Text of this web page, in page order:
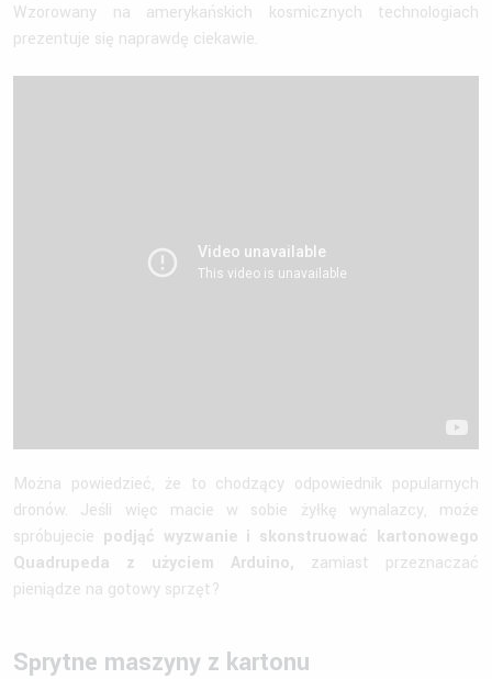
Wzorowany na amerykańskich kosmicznych technologiach
prezentuje się naprawdę ciekawie.
Można powiedzieć, że to chodzący odpowiednik popularnych
dronów. Jeśli więc macie w sobie żyłkę wynalazcy, może
spróbujecie podjąć wyzwanie i skonstruować kartonowego
Quadrupeda z użyciem Arduino, zamiast przeznaczać
pieniądze na gotowy sprzęt?
Sprytne maszyny z kartonu